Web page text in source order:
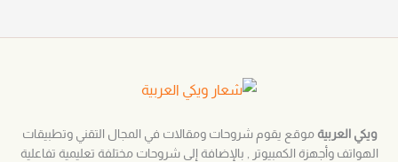
ويكي العربية موقع يقوم شروحات ومقالات في المجال التقني وتطبيقات
الهواتف وأجهزة الكمبيوتر , بالإضافة إلى شروحات مختلفة تعليمية تفاعلية